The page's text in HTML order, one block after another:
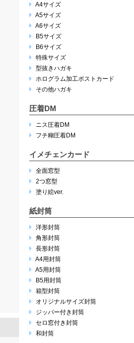
A4サイズ
A5サイズ
A6サイズ
B5サイズ
B6サイズ
特殊サイズ
型抜きハガキ
ホログラム加工ポストカード
その他ハガキ
圧着DM
ニス圧着DM
フチ糊圧着DM
イメチェンカード
全面窓型
2つ窓型
塗り絵ver.
紙封筒
洋形封筒
角形封筒
長形封筒
A4用封筒
A5用封筒
B5用封筒
箱型封筒
オリジナルサイズ封筒
ジッパー付き封筒
セロ窓付き封筒
和封筒